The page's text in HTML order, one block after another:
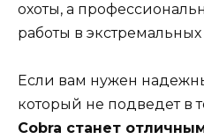
охоты, а
работы в экстремальных
Если вам нужен
который не подведет в
Cobra станет